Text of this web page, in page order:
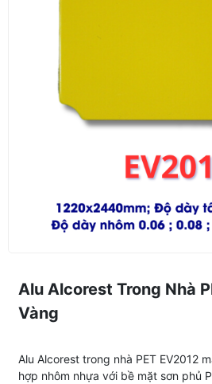
Alu Alcorest Trong Nhà
Vàng
Alu Alcorest trong nhà PET EV2012
hợp nhôm nhựa với bề mặt sơn phủ